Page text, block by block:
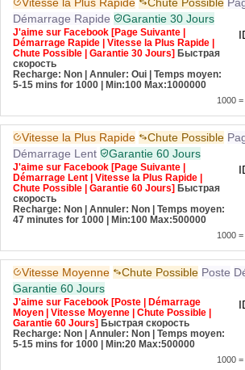
Démarrage Rapide
Garantie 30 Jours
J'aime sur Facebook [Page Suivante |
Démarrage Rapide | Vitesse la Plus Rapide |
Chute Possible | Garantie 30 Jours] Быстрая
скорость
Recharge: Non | Annuler: Oui | Temps moyen:
5-15 mins for 1000 | Min:100 Max:1000000
Vitesse la Plus Rapide Chute Possible
Démarrage Lent
Garantie 60 Jours
J'aime sur Facebook [Page Suivante |
Démarrage Lent | Vitesse la Plus Rapide |
Chute Possible | Garantie 60 Jours] Быстрая
скорость
Recharge: Non | Annuler: Non | Temps moyen:
47 minutes for 1000 | Min:100 Max:500000
Vitesse Moyenne Chute Possible Poste
Garantie 60 Jours
J'aime sur Facebook [Poste | Démarrage
Moyen | Vitesse Moyenne | Chute Possible |
Garantie 60 Jours] Быстрая скорость
Recharge: Non | Annuler: Non | Temps moyen:
5-15 mins for 1000 | Min:20 Max:500000